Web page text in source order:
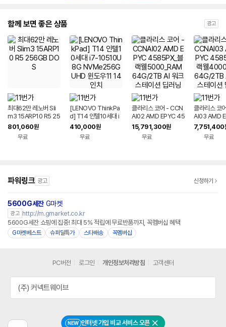
함께 보면 좋은 상품 광고
최대62만 레노버 Sli
m3 15ARP10 R5 25
6GB DOS
801,060원
무료
[LENOVO ThinkPa
d] T14 인텔10세대 i
7-10510U 8G NVM
e256G UHD 윈도우
11 14인치
410,000원
무료
클라리스 코어 - CCN
AI02 AMD EPYC 45
85PX_블랙웰5000_
RAM 64G/2TB AI
워크스테이션 딥러닝
15,791,300원
무료
클라리스 코
AI03 AMD
85PX_블랙
RAM 64G/
워크스테이
7,751,400
무료
파워링크 광고 신청하기
5600G세잔G마켓
광고 http://m.gmarket.co.kr
5600G세잔 쇼핑에 집중! 최대 5% 적립에 무료반품까지, 꼭멤버십 혜택
G마켓베스트 슈퍼딜특가 스타배송 꼭멤버십
NEW 인터넷 가입 비교 서비스 오픈
PC버전 로그인 개인정보처리방침 고객센터
(주) 커넥트웨이브